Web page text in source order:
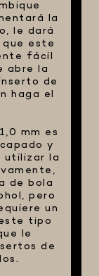
la
le dará
este
fácil
abre la
de
haga el
mm es
y
utilizar la
de bola
pero
un
tipo
le
de